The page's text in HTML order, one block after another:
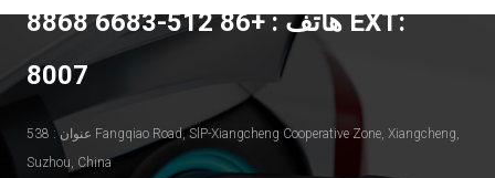
هاتف : +86 512-6683 8868 EXT:
8007
عنوان : 538 Fangqiao Road, SlP-Xiangcheng Cooperative Zone, Xiangcheng,
Suzhou, China